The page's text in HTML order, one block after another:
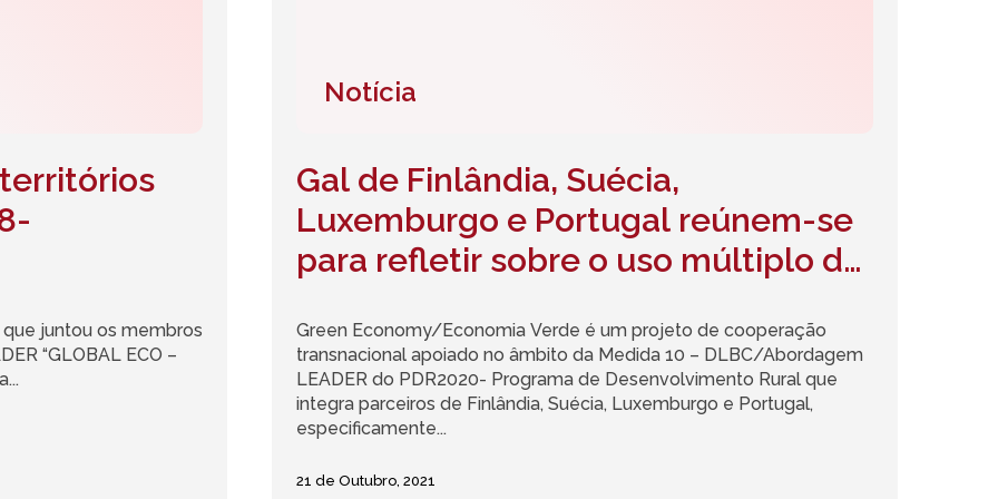
juntou os membros
“GLOBAL ECO –
Notícia
Gal de Finlândia, Suécia,
Luxemburgo e Portugal reúnem-se
para refletir sobre o uso múltiplo da
Green Economy/Economia Verde é um projeto de cooperação
transnacional apoiado no âmbito da Medida 10 – DLBC/Abordagem
LEADER do PDR2020- Programa de Desenvolvimento Rural que
integra parceiros de Finlândia, Suécia, Luxemburgo e Portugal,
especificamente...
21 de Outubro, 2021